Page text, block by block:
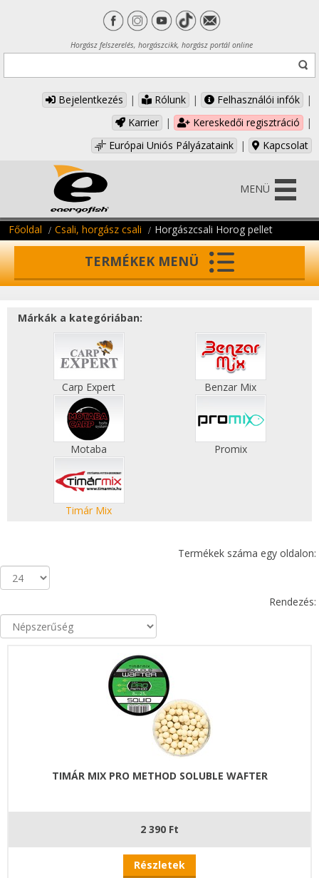
Horgász felszerelés, horgászcikk, horgász portál online
Bejelentkezés | Rólunk | Felhasználói infók
|
Karrier
| Kereskedői regisztráció
|
Európai Uniós Pályázataink
| Kapcsolat
MENÜ
Főoldal Csali, horgász csali Horgászcsali Horog pellet
TERMÉKEK MENÜ
Márkák a kategóriában:
Carp Expert Benzar Mix
Motaba Promix
Timár Mix
Termékek száma egy oldalon:
Rendezés:
TIMÁR MIX PRO METHOD SOLUBLE WAFTER
2 390 Ft
Részletek